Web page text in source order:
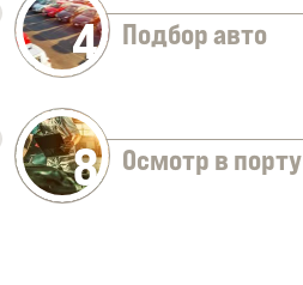
4 Подбор авто
8 Осмотр в порту